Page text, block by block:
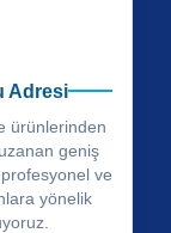
Adresi
ürünlerinden
geniş
ve
yönelik